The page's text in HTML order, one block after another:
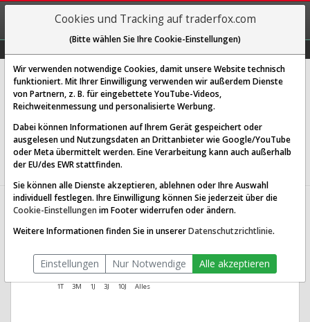
REGIS-
TRIEREN
Applied Therapeutics Inc.
[APLT | WKN A2PHHB | ISIN US03828A1016]
0,109 $ 5,73 %
Echtzeit-Aktienkurs 02.02.2026 22:29 Uhr
BID:
Applied Therapeutics Aktien
Verlauf seit Beginn (A2PHHB |
1T 3M 1J 3J 10J Alles
Cookies und Tracking auf traderfox.com
(Bitte wählen Sie Ihre Cookie-Einstellungen)
Wir verwenden notwendige Cookies, damit unsere Website technisch
funktioniert. Mit Ihrer Einwilligung verwenden wir außerdem Dienste
von Partnern, z. B. für eingebettete YouTube-Videos,
Reichweitenmessung und personalisierte Werbung.
Dabei können Informationen auf Ihrem Gerät gespeichert oder
ausgelesen und Nutzungsdaten an Drittanbieter wie Google/YouTube
oder Meta übermittelt werden. Eine Verarbeitung kann auch außerhalb
der EU/des EWR stattfinden.
Sie können alle Dienste akzeptieren, ablehnen oder Ihre Auswahl
individuell festlegen. Ihre Einwilligung können Sie jederzeit über die
Cookie-Einstellungen im Footer widerrufen oder ändern.
Weitere Informationen finden Sie in unsererDatenschutzrichtlinie.
Einstellungen Nur Notwendige Alle akzeptieren